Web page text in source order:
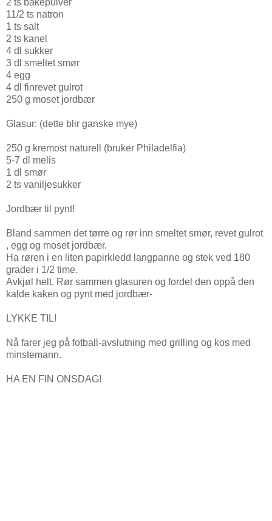
11/2 ts natron
1 ts salt
2 ts kanel
4 dl sukker
3 dl smeltet smør
4 egg
4 dl finrevet gulrot
250 g moset jordbær
Glasur: (dette blir ganske mye)
250 g kremost naturell (bruker Philadelfia)
5-7 dl melis
1 dl smør
2 ts vaniljesukker
Jordbær til pynt!
Bland sammen det tørre og rør inn smeltet smør, revet gulrot
, egg og moset jordbær.
Ha røren i en liten papirkledd langpanne og stek ved 180
grader i 1/2 time.
Avkjøl helt. Rør sammen glasuren og fordel den oppå den
kalde kaken og pynt med jordbær-
LYKKE TIL!
Nå farer jeg på fotball-avslutning med grilling og kos med
minstemann.
HA EN FIN ONSDAG!